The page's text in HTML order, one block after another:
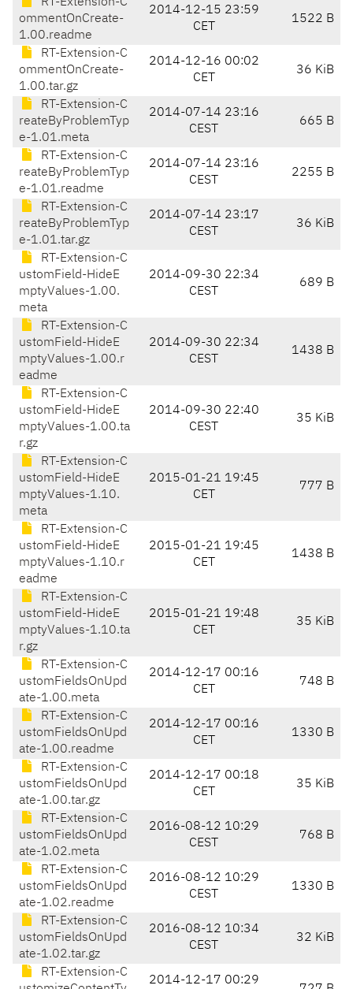
ommentOnCreate-
1.00.readme
2014-12-15 23:59
CET
1522 B
RT-Extension-C
ommentOnCreate-
1.00.tar.gz
2014-12-16 00:02
CET
36 KiB
RT-Extension-C
reateByProblemTyp
e-1.01.meta
2014-07-14 23:16
CEST
665 B
RT-Extension-C
reateByProblemTyp
e-1.01.readme
2014-07-14 23:16
CEST
2255 B
RT-Extension-C
reateByProblemTyp
e-1.01.tar.gz
2014-07-14 23:17
CEST
36 KiB
RT-Extension-C
ustomField-HideE
mptyValues-1.00.
meta
2014-09-30 22:34
CEST
689 B
RT-Extension-C
ustomField-HideE
mptyValues-1.00.r
eadme
2014-09-30 22:34
CEST
1438 B
RT-Extension-C
ustomField-HideE
mptyValues-1.00.ta
r.gz
2014-09-30 22:40
CEST
35 KiB
RT-Extension-C
ustomField-HideE
mptyValues-1.10.
meta
2015-01-21 19:45
CET
777 B
RT-Extension-C
ustomField-HideE
mptyValues-1.10.r
eadme
2015-01-21 19:45
CET
1438 B
RT-Extension-C
ustomField-HideE
mptyValues-1.10.ta
r.gz
2015-01-21 19:48
CET
35 KiB
RT-Extension-C
ustomFieldsOnUpd
ate-1.00.meta
2014-12-17 00:16
CET
748 B
RT-Extension-C
ustomFieldsOnUpd
ate-1.00.readme
2014-12-17 00:16
CET
1330 B
RT-Extension-C
ustomFieldsOnUpd
ate-1.00.tar.gz
2014-12-17 00:18
CET
35 KiB
RT-Extension-C
ustomFieldsOnUpd
ate-1.02.meta
2016-08-12 10:29
CEST
768 B
RT-Extension-C
ustomFieldsOnUpd
ate-1.02.readme
2016-08-12 10:29
CEST
1330 B
RT-Extension-C
ustomFieldsOnUpd
ate-1.02.tar.gz
2016-08-12 10:34
CEST
32 KiB
RT-Extension-C
2014-12-17 00:29